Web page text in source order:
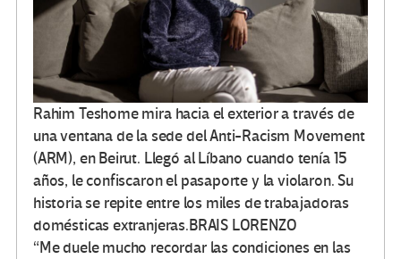
Rahim Teshome mira hacia el exterior a través de
una ventana de la sede del Anti-Racism Movement
(ARM), en Beirut. Llegó al Líbano cuando tenía 15
años, le confiscaron el pasaporte y la violaron. Su
historia se repite entre los miles de trabajadoras
domésticas extranjeras.BRAIS LORENZO
“Me duele mucho recordar las condiciones en las